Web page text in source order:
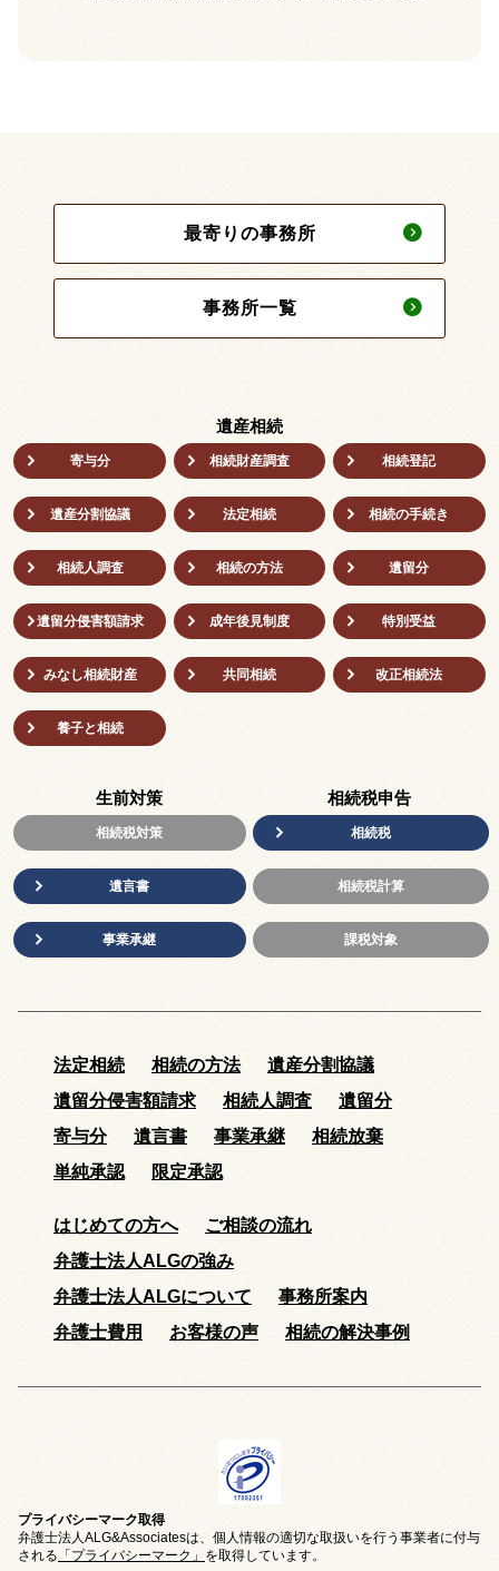
最寄りの事務所
事務所一覧
遺産相続
寄与分 相続財産調査 相続登記
遺産分割協議 法定相続 相続の⼿続き
相続人調査 相続の方法 遺留分
遺留分侵害額請求 成年後⾒制度 特別受益
みなし相続財産 共同相続 改正相続法
養子と相続
生前対策
相続税対策
遺言書
事業承継
相続税申告
相続税
相続税計算
課税対象
法定相続 相続の方法
遺産分割協議
遺留分侵害額請求
相続人調査
遺留分
寄与分
遺言書 事業承継
相続放棄
単純承認
限定承認
はじめての方へ
ご相談の流れ
弁護士法人ALGの強み
弁護士法人ALGについて
事務所案内
弁護士費用
お客様の声 相続の解決事例
プライバシーマーク取得
弁護士法人ALG&Associatesは、個人情報の適切な取扱いを行う事業者に付与
される 「プライバシーマーク」 を取得しています。